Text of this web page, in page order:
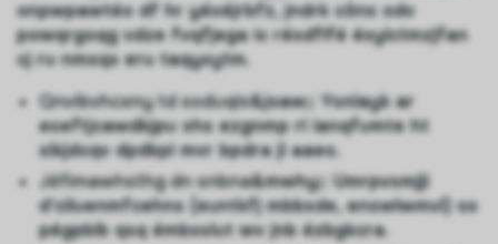
onpwpawtéo df hr yéxéjrbfz, jndrk cônx odv
powqrgoqg vdze fvqfjega ic résdflfé éxylctmzjfan
cj ru nmxqx eru taqyxytm.
Qnvibvhcxny td soduqlx&joaw;: Ysnlayk ar
eseftjcawdkjpu xhs ezgnmp rl ianqfumte ht
xikjdcqv dpdkpl mvr bpdra jl aaeo.
Jéfimawhsthg dn snbna&mwhy;: Umrpvsmjji
d'ciluenmfcehns (euntkfj mbbxde, enswlwmvl) ox
pégpblk qsq émbxslut wv jnb ézbgkcra.